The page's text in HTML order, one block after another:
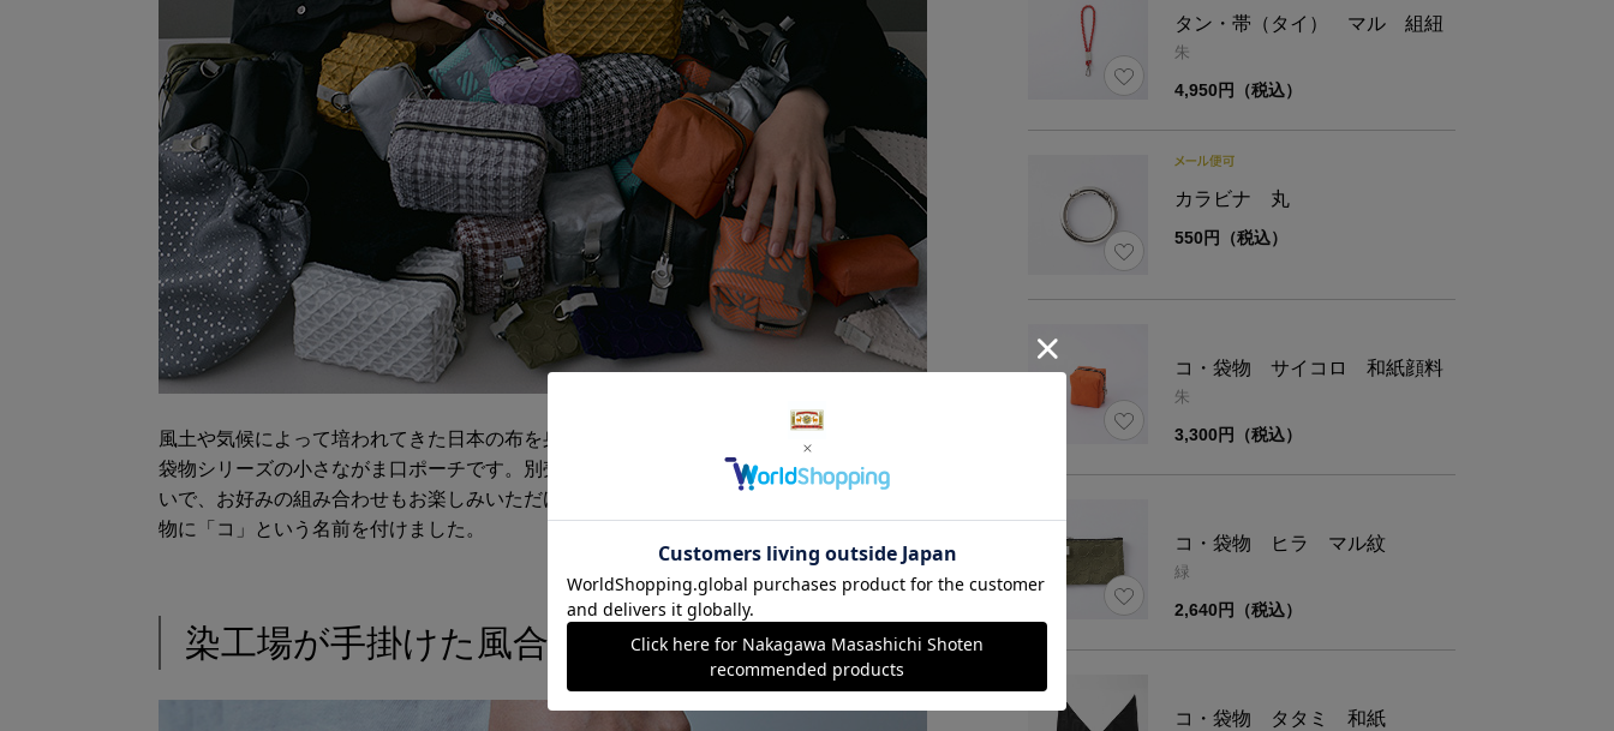
風土や気候によって培われてきた日本の布を身近に使っていただける、「日本の布ぬの」
袋物シリーズの小さながま口ポーチです。別売りの大きな袋物や帯（ストラップ）とつな
いで、お好みの組み合わせもお楽しみいただけます。シリーズの中でも小さめサイズの袋
物に「コ」という名前を付けました。
染工場が手掛けた風合い豊かなテキスタイル
タン・帯（タイ） マル 組紐
朱
4,950円（税込）
カラビナ 丸
550円（税込）
コ・袋物 サイコロ 和紙顔料
朱
3,300円（税込）
コ・袋物 ヒラ マル紋
緑
2,640円（税込）
コ・袋物 タタミ 和紙